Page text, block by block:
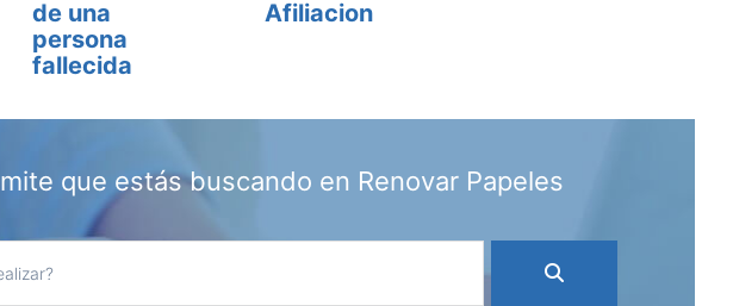
de una
persona
fallecida
Afiliacion
que estás buscando en Renovar Papeles